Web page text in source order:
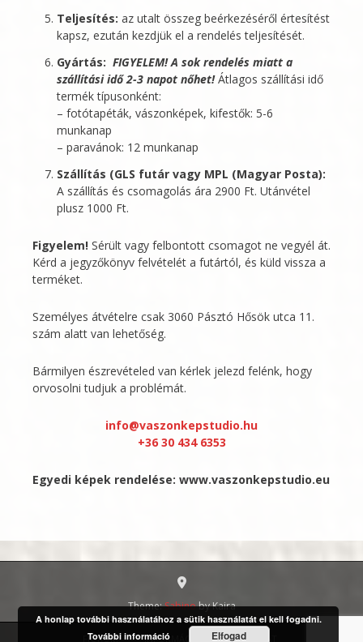
Teljesítés: az utalt összeg beérkezéséről értesítést
kapsz, ezután kezdjük el a rendelés teljesítését.
Gyártás: FIGYELEM! A sok rendelés miatt a
szállítási idő 2-3 napot nőhet!Átlagos szállítási idő
termék típusonként:
– fotótapéták, vászonképek, kifestők: 5-6
munkanap
– paravánok: 12 munkanap
Szállítás (GLS futár vagy MPL (Magyar Posta):
A szállítás és csomagolás ára 2900 Ft. Utánvétel
plusz 1000 Ft.
Figyelem! Sérült vagy felbontott csomagot ne vegyél át.
Kérd a jegyzőkönyv felvételét a futártól, és küld vissza a
terméket.
Személyes átvételre csak 3060 Pásztó Hősök utca 11.
szám alatt van lehetőség.
Bármilyen észrevételed van kérlek jelezd felénk, hogy
orvosolni tudjuk a problémát.
info@vaszonkepstudio.hu
+36 30 434 6353
Egyedi képek rendelése: www.vaszonkepstudio.eu
Theme:Sabinoby Kaira
FIÓKOM INFORMÁCIÓ KAPCSOLAT
A honlap további használatához a sütik használatát el kell fogadni.
További információ
Elfogad